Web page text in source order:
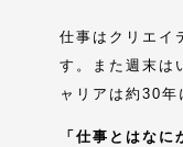
仕事はクリエイ
す。また週末は
ャリアは約30年
「仕事とはな